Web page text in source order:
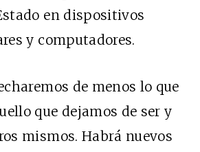
en dispositivos
y computadores.
de menos lo que
que dejamos de ser y
mismos. Habrá nuevos